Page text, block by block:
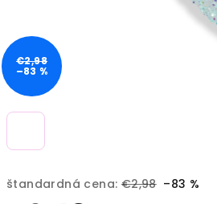
štandardná cena: €2,98 –83 %
€2,98
–83 %